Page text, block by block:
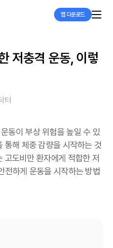
앱 다운로드
저충격 운동, 이렇
터
동이 부상 위험을 높일 수 있
통해 체중 감량을 시작하는 것
고도비만 환자에게 적합한 저
전하게 운동을 시작하는 방법